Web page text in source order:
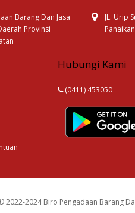
Barang Dan Jasa
Provinsi
JL. Urip
Hubungi Kami
(0411) 453050
2022-2024 Biro Pengadaan Barang